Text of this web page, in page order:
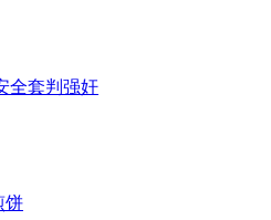
全套判强奸
饼